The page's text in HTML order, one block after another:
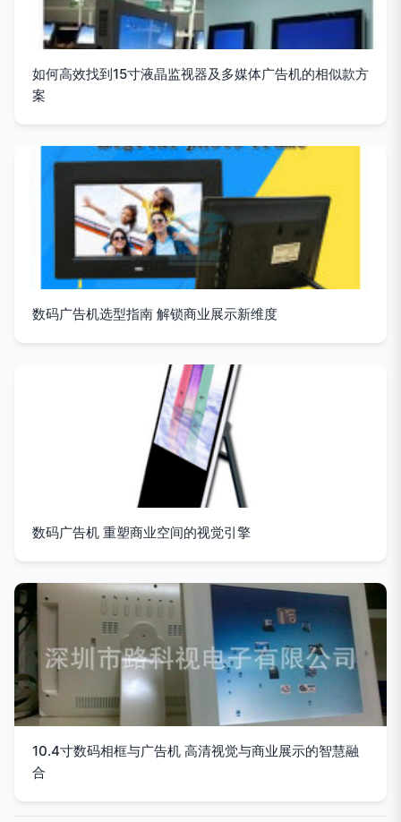
如何高效找到15寸液晶监视器及多媒体广告机的相似款方
案
数码广告机选型指南 解锁商业展示新维度
数码广告机 重塑商业空间的视觉引擎
10.4寸数码相框与广告机 高清视觉与商业展示的智慧融
合